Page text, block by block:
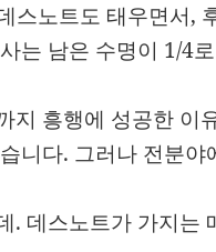
스노트도 태우면서,
는 남은 수명이 1/4
지 흥행에 성공한 이
니다. 그러나 전분야
. 데스노트가 가지는